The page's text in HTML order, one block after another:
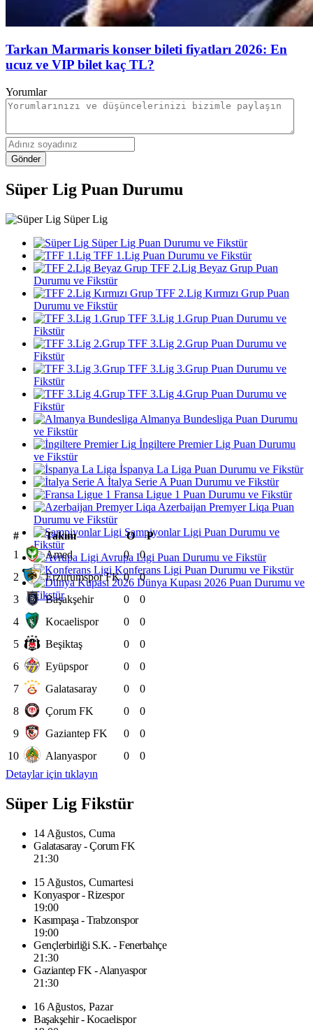
Tarkan Marmaris konser bileti fiyatları 2026: En
ucuz ve VIP bilet kaç TL?
Yorumlar
Gönder
Süper Lig Puan Durumu
Süper Lig
Süper Lig Puan Durumu ve Fikstür
TFF 1.Lig Puan Durumu ve Fikstür
TFF 2.Lig Beyaz Grup Puan
Durumu ve Fikstür
TFF 2.Lig Kırmızı Grup Puan
Durumu ve Fikstür
TFF 3.Lig 1.Grup Puan Durumu ve
Fikstür
TFF 3.Lig 2.Grup Puan Durumu ve
Fikstür
TFF 3.Lig 3.Grup Puan Durumu ve
Fikstür
TFF 3.Lig 4.Grup Puan Durumu ve
Fikstür
Almanya Bundesliga Puan Durumu
ve Fikstür
İngiltere Premier Lig Puan Durumu
ve Fikstür
İspanya La Liga Puan Durumu ve Fikstür
İtalya Serie A Puan Durumu ve Fikstür
Fransa Ligue 1 Puan Durumu ve Fikstür
Azerbaijan Premyer Liqa Puan
Durumu ve Fikstür
Şampiyonlar Ligi Puan Durumu ve
Fikstür
Avrupa Ligi Puan Durumu ve Fikstür
Konferans Ligi Puan Durumu ve Fikstür
Dünya Kupası 2026 Puan Durumu ve
Fikstür
# Takım O
P
1
Amed 0
0
2
Erzurumspor FK 0
0
3
Başakşehir 0
0
4
Kocaelispor 0
0
5
Beşiktaş 0
0
6
Eyüpspor 0
0
7
Galatasaray 0
0
8
Çorum FK 0
0
9
Gaziantep FK 0
0
10
Alanyaspor 0
0
Detaylar için tıklayın
Süper Lig Fikstür
14 Ağustos, Cuma
Galatasaray - Çorum FK
21:30
15 Ağustos, Cumartesi
Konyaspor - Rizespor
19:00
Kasımpaşa - Trabzonspor
19:00
Gençlerbirliği S.K. - Fenerbahçe
21:30
Gaziantep FK - Alanyaspor
21:30
16 Ağustos, Pazar
Başakşehir - Kocaelispor